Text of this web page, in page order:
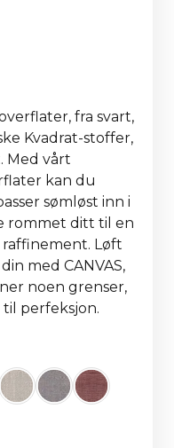
fra svart,
Kvadrat-stoffer,
Med vårt
kan du
sømløst inn i
rommet ditt til en
Løft
med CANVAS,
noen grenser,
perfeksjon.